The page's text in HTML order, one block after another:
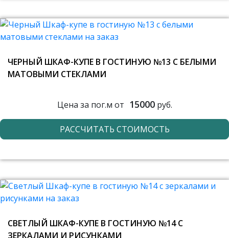
ЧЕРНЫЙ ШКАФ-КУПЕ В ГОСТИНУЮ №13 С БЕЛЫМИ
МАТОВЫМИ СТЕКЛАМИ
Цена за пог.м от 15000руб.
РАССЧИТАТЬ СТОИМОСТЬ
СВЕТЛЫЙ ШКАФ-КУПЕ В ГОСТИНУЮ №14 С
ЗЕРКАЛАМИ И РИСУНКАМИ